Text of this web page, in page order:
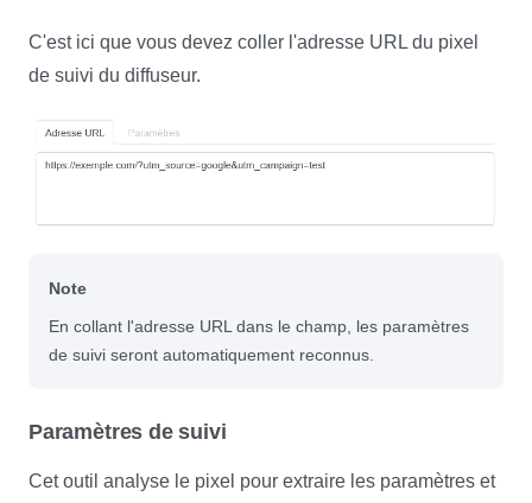
C'est ici que vous devez coller l'adresse URL du pixel
de suivi du diffuseur.
Note
En collant l'adresse URL dans le champ, les paramètres
de suivi seront automatiquement reconnus.
Paramètres de suivi
Cet outil analyse le pixel pour extraire les paramètres et